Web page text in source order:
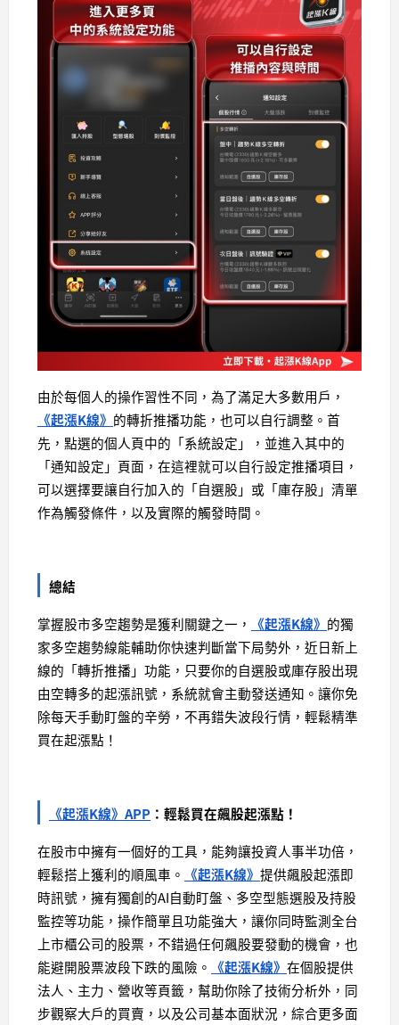
由於每個人的操作習性不同，為了滿足大多數用戶，
《起漲K線》 的轉折推播功能，也可以自行調整。首
先，點選的個人頁中的「系統設定」，並進入其中的
「通知設定」頁面，在這裡就可以自行設定推播項目，
可以選擇要讓自行加入的「自選股」或「庫存股」清單
作為觸發條件，以及實際的觸發時間。
總結
掌握股市多空趨勢是獲利關鍵之一，
《起漲K線》 的獨
家多空趨勢線能輔助你快速判斷當下局勢外，近日新上
線的「轉折推播」功能，只要你的自選股或庫存股出現
由空轉多的起漲訊號，系統就會主動發送通知。讓你免
除每天手動盯盤的辛勞，不再錯失波段行情，輕鬆精準
買在起漲點！
《起漲K線》APP ：輕鬆買在飆股起漲點！
在股市中擁有一個好的工具，能夠讓投資人事半功倍，
輕鬆搭上獲利的順風車。 《起漲K線》 提供飆股起漲即
時訊號，擁有獨創的AI自動盯盤、多空型態選股及持股
監控等功能，操作簡單且功能強大，讓你同時監測全台
上市櫃公司的股票，不錯過任何飆股要發動的機會，也
能避開股票波段下跌的風險。 《起漲K線》 在個股提供
法人、主力、營收等頁籤，幫助你除了技術分析外，同
步觀察大戶的買賣，以及公司基本面狀況，綜合更多面